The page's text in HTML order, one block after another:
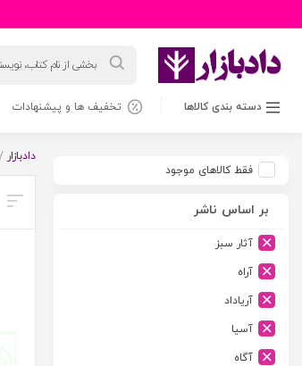
محصولات
دسته بندی کالاها تخفیف ها و پیشنهادات
فقط کالاهای موجود
بر اساس ناشر
آثار سبز
آراه
آریاداد
آسیا
آگاه
دادبازار